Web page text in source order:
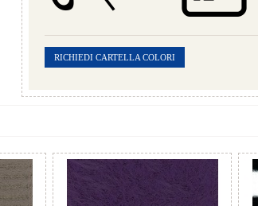
RICHIEDI CARTELLA COLORI